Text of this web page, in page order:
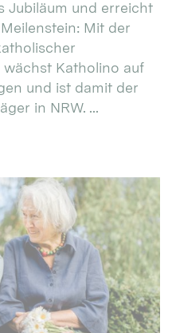
Jubiläum und erreicht
Mit der
Katholino auf
und ist damit der
in NRW. ...